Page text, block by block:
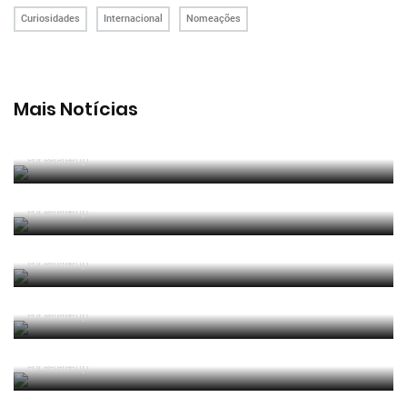
Curiosidades Internacional Nomeações
Mais Notícias
Por RefereeTip
João Pinheiro nomeado pela FIFA para o Mundial
Por RefereeTip
APAF espera que câmaras corporais possam
Por RefereeTip
Vídeo: árbitro assistente ensina Calafiori a... fazer
Por RefereeTip
Sérgio Soares na final da Superfinal Europeia de
Por RefereeTip